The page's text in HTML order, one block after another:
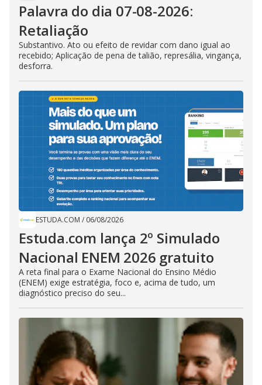
Palavra do dia 07-08-2026:
Retaliação
Substantivo. Ato ou efeito de revidar com dano igual ao
recebido; Aplicação de pena de talião, represália, vingança,
desforra.
ESTUDA.COM / 06/08/2026
Estuda.com lança 2º Simulado
Nacional ENEM 2026 gratuito
A reta final para o Exame Nacional do Ensino Médio
(ENEM) exige estratégia, foco e, acima de tudo, um
diagnóstico preciso do seu...